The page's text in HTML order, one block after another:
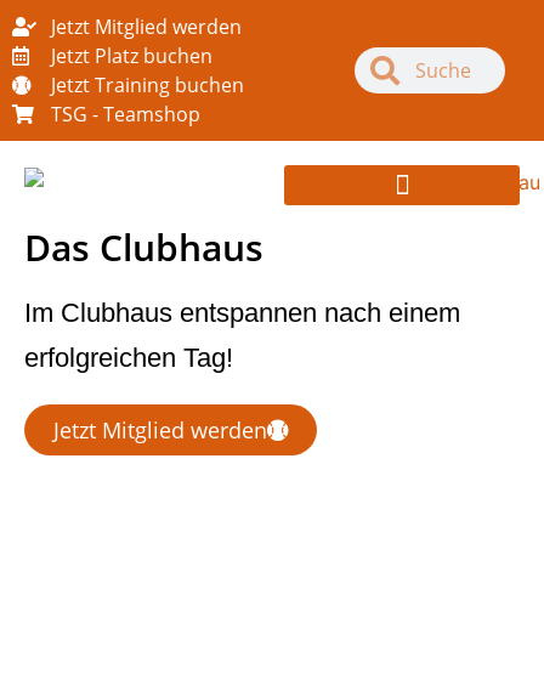
Jetzt Mitglied werden
Jetzt Platz buchen
Jetzt Training buchen
TSG - Teamshop
Das Clubhaus
Im Clubhaus entspannen nach einem
erfolgreichen Tag!
Jetzt Mitglied werden